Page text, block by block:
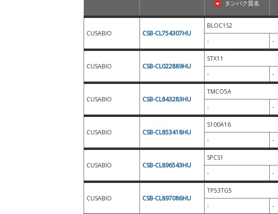
タンパク質名
CUSABIO CSB-CL754307HU
BLOC1S2
-
-
CUSABIO CSB-CL022889HU
STX11
-
-
CUSABIO CSB-CL843283HU
TMCO5A
-
-
CUSABIO CSB-CL853418HU
S100A16
-
-
CUSABIO CSB-CL896543HU
SPCS1
-
-
CUSABIO CSB-CL897086HU
TP53TG5
-
-